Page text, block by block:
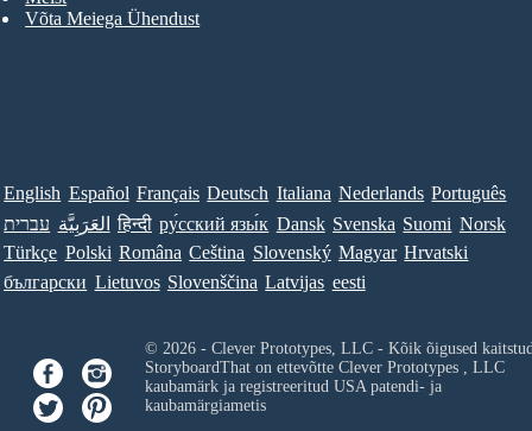
Võta Meiega Ühendust
English Español Français Deutsch Italiana Nederlands Português
עברית العَرَبِيَّة हिन्दी ру́сский язы́к Dansk Svenska Suomi Norsk
Türkçe Polski Româna Ceština Slovenský Magyar Hrvatski
български Lietuvos Slovenščina Latvijas eesti
© 2026 - Clever Prototypes, LLC - Kõik õigused
StoryboardThat on ettevõtte Clever Prototypes , LLC
kaubamärk ja registreeritud USA patendi- ja
kaubamärgiametis